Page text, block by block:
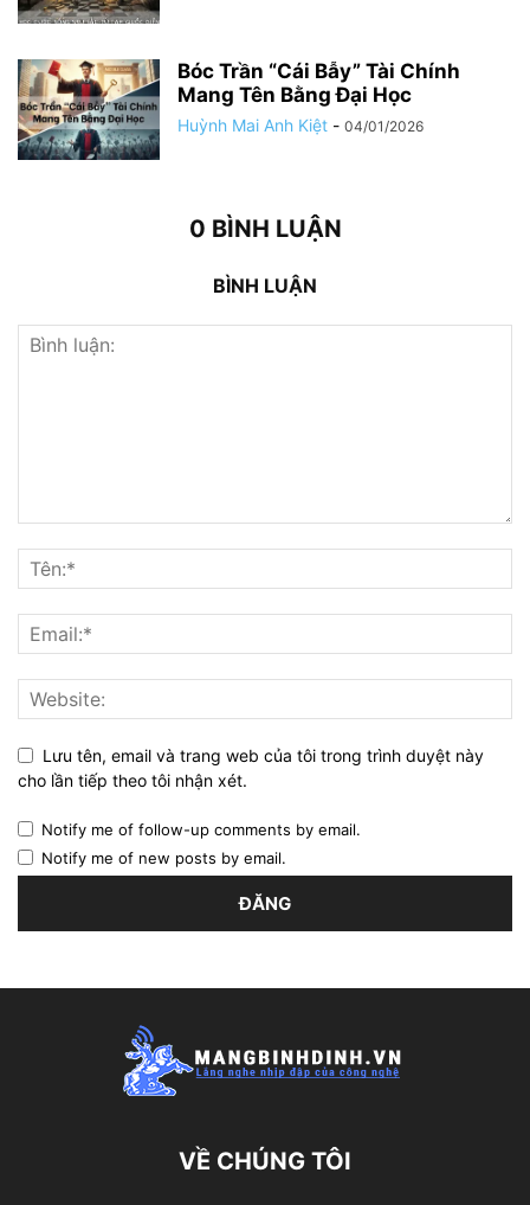
Bóc Trần “Cái Bẫy” Tài Chính
Mang Tên Bằng Đại Học
Huỳnh Mai Anh Kiệt - 04/01/2026
0 BÌNH LUẬN
BÌNH LUẬN
Lưu tên, email và trang web của tôi trong trình duyệt này
cho lần tiếp theo tôi nhận xét.
Notify me of follow-up comments by email.
Notify me of new posts by email.
VỀ CHÚNG TÔI